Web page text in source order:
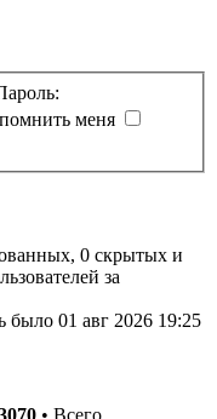
меня
0 скрытых и
за
было 01 авг 2026 19:25
• Всего